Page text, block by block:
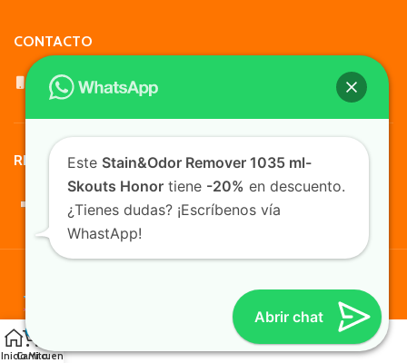
CONTACTO
WhatsApp: +569 7564 4676
REDES SOCIALES
TusMascotas.cl
InicioCarrito
Mi cuenta
Abrir chat
Este Stain&Odor Remover 1035 ml-
Skouts Honor tiene -20% en descuento.
¿Tienes dudas? ¡Escríbenos vía
WhastApp!